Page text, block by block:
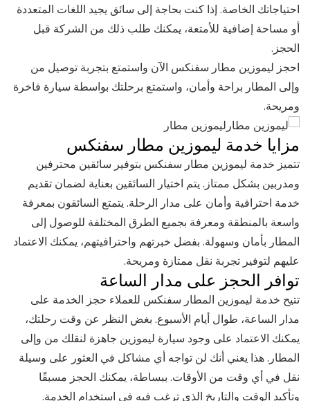
احتياجاتك الخاصة. إذا كنت بحاجة إلى سائق يجيد اللغات المتعددة
أو مساحة إضافية للأمتعة، يمكنك طلب ذلك من الشركة قبل
الحجز.
احجز ليموزين مطار سفنكس الآن واستمتع بتجربة توصيل من
وإلى المطار براحة وأمان، واستمتع برحلتك بواسطة سيارة فاخرة
ومريحة.
ليموزين مطار
مزايا خدمة ليموزين مطار سفنكس
تتميز خدمة ليموزين مطار سفنكس بتوفير سائقين محترفين
ومدربين بشكل ممتاز. يتم اختيار السائقين بعناية لضمان تقديم
خدمة احترافية وأمان على مدار الرحلة. يتمتع السائقون بمعرفة
واسعة بالمنطقة ومعرفة بجميع الطرق المختلفة للوصول إلى
المطار بأمان وسهولة. بفضل خبرتهم واحترافيتهم، يمكنك الاعتماد
عليهم لتوفير تجربة نقل ممتازة ومريحة.
توافر الحجز على مدار الساعة
تتيح خدمة ليموزين المطار سفنكس للعملاء حجز الخدمة على
مدار الساعة، طوال أيام الأسبوع. بغض النظر عن وقت رحلتك،
يمكنك الاعتماد على وجود سيارة ليموزين جاهزة لنقلك من وإلى
المطار. هذا يعني أنك لن تواجه أي مشاكل في العثور على وسيلة
نقل في أي وقت من الأوقات. ببساطة، يمكنك الحجز مسبقًا
وتأكيد الوقت والتاريخ الذي ترغب فيه في استخدام الخدمة.